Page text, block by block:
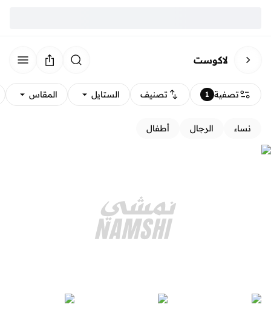
لاكوست
تصفية 1 تصنيف الستايل المقاس
نساء الرجال أطفال